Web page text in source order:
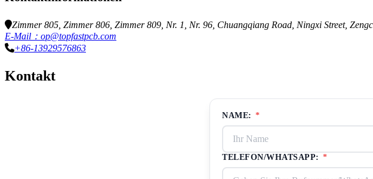
Zimmer 805, Zimmer 806, Zimmer 809, Nr. 1, Nr. 96, Chuangqiang Road, Ningxi Street,
E-Mail：op@topfastpcb.com
+86-13929576863
Kontakt
NAME: *
TELEFON/WHATSAPP: *